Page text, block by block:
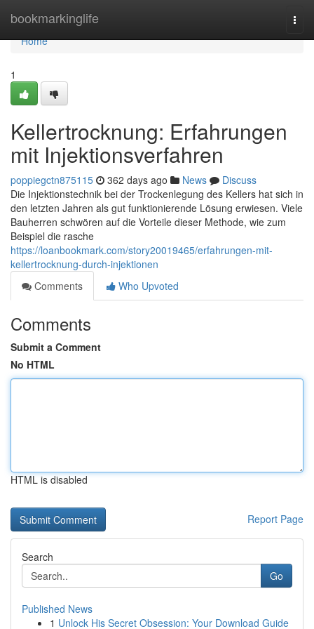
bookmarkinglife
Home
Home
1
Kellertrocknung: Erfahrungen
mit Injektionsverfahren
poppiegctn875115 362 days ago News
Discuss
Die Injektionstechnik bei der Trockenlegung des Kellers hat sich in
den letzten Jahren als gut funktionierende Lösung erwiesen. Viele
Bauherren schwören auf die Vorteile dieser Methode, wie zum
Beispiel die rasche
https://loanbookmark.com/story20019465/erfahrungen-mit-
kellertrocknung-durch-injektionen
Comments
Who Upvoted
Comments
Submit a Comment
No HTML
HTML is disabled
Report Page
Search
Go
Published News
1 Unlock His Secret Obsession: Your Download Guide